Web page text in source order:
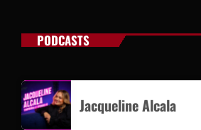
PODCASTS
Jacqueline Alcala